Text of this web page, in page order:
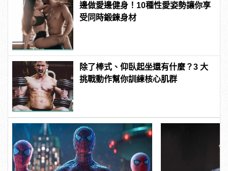
邊做愛邊健身！10種性愛姿勢讓你享
受同時鍛鍊身材
除了棒式、仰臥起坐還有什麼？3 大
挑戰動作幫你訓練核心肌群